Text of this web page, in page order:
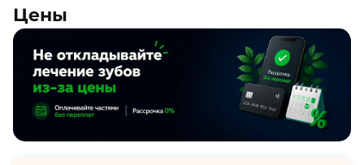
Цены